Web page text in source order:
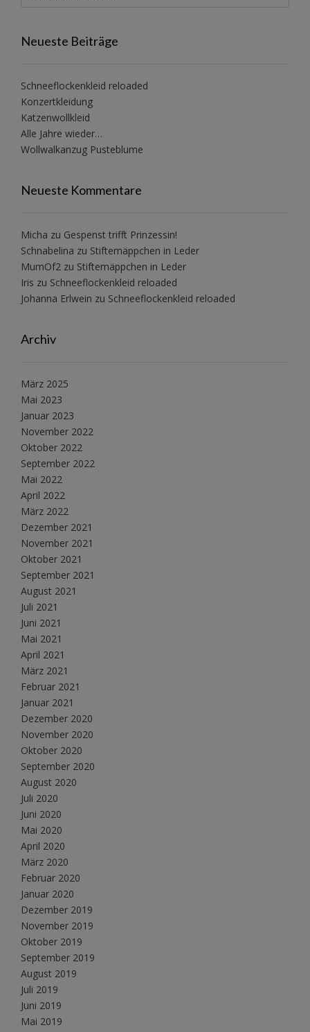
Neueste Beiträge
Schneeflockenkleid reloaded
Konzertkleidung
Katzenwollkleid
Alle Jahre wieder…
Wollwalkanzug Pusteblume
Neueste Kommentare
Micha zu Gespenst trifft Prinzessin!
Schnabelina zu Stiftemäppchen in Leder
MumOf2 zu Stiftemäppchen in Leder
Iris zu Schneeflockenkleid reloaded
Johanna Erlwein zu Schneeflockenkleid reloaded
Archiv
März 2025
Mai 2023
Januar 2023
November 2022
Oktober 2022
September 2022
Mai 2022
April 2022
März 2022
Dezember 2021
November 2021
Oktober 2021
September 2021
August 2021
Juli 2021
Juni 2021
Mai 2021
April 2021
März 2021
Februar 2021
Januar 2021
Dezember 2020
November 2020
Oktober 2020
September 2020
August 2020
Juli 2020
Juni 2020
Mai 2020
April 2020
März 2020
Februar 2020
Januar 2020
Dezember 2019
November 2019
Oktober 2019
September 2019
August 2019
Juli 2019
Juni 2019
Mai 2019